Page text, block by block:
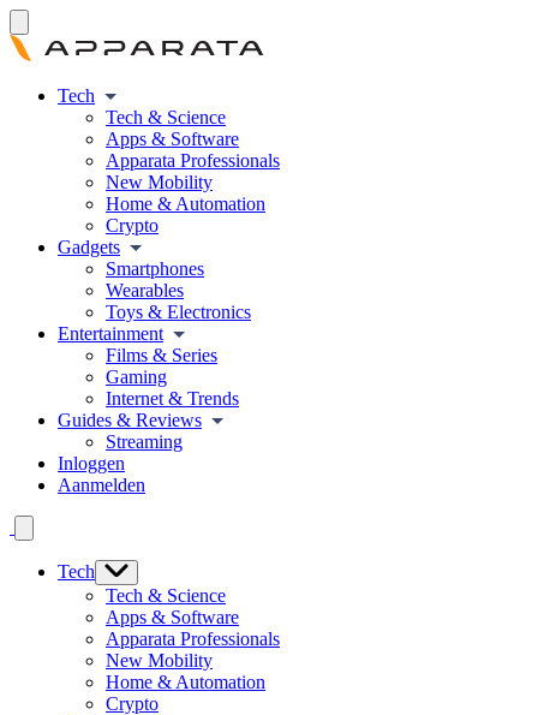
Tech
Tech & Science
Apps & Software
Apparata Professionals
New Mobility
Home & Automation
Crypto
Gadgets
Smartphones
Wearables
Toys & Electronics
Entertainment
Films & Series
Gaming
Internet & Trends
Guides & Reviews
Streaming
Inloggen
Aanmelden
Tech
Tech & Science
Apps & Software
Apparata Professionals
New Mobility
Home & Automation
Crypto